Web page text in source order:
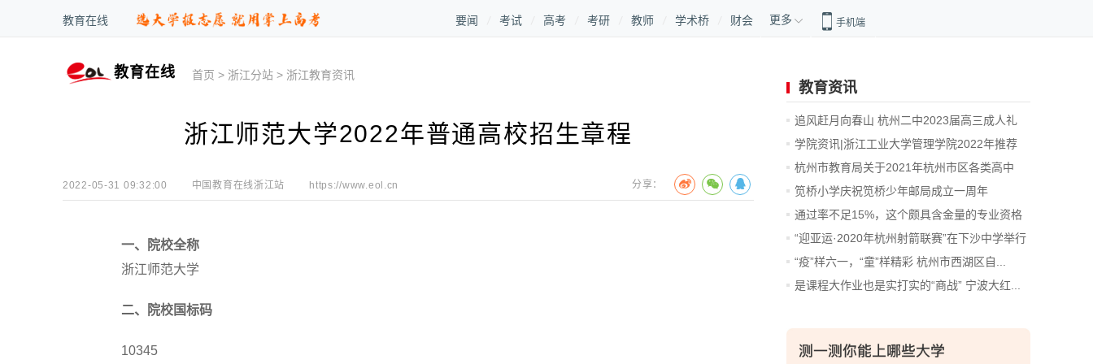
教育在线 要闻 考试 高考 考研 教师 学术桥 财会 更多 手机端
教育在线 首页 > 浙江分站 > 浙江教育资讯
浙江师范大学2022年普通高校招生章程
2022-05-31 09:32:00 中国教育在线浙江站 https://www.eol.cn 分享：
一、院校全称
浙江师范大学
二、院校国标码
10345
教育资讯
追风赶月向春山 杭州二中2023届高三成人礼
暨...
学院资讯|浙江工业大学管理学院2022年推荐
免...
杭州市教育局关于2021年杭州市区各类高中
招...
笕桥小学庆祝笕桥少年邮局成立一周年
通过率不足15%，这个颇具含金量的专业资格
考...
“迎亚运·2020年杭州射箭联赛”在下沙中学举行
“疫”样六一，“童”样精彩 杭州市西湖区自...
是课程大作业也是实打实的“商战” 宁波大红...